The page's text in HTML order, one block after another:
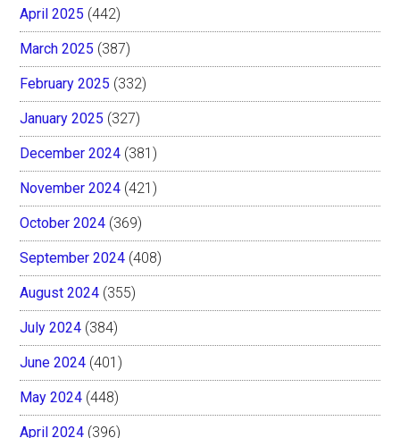
April 2025 (442)
March 2025 (387)
February 2025 (332)
January 2025 (327)
December 2024 (381)
November 2024 (421)
October 2024 (369)
September 2024 (408)
August 2024 (355)
July 2024 (384)
June 2024 (401)
May 2024 (448)
April 2024 (396)